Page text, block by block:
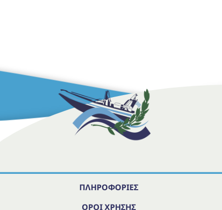
ΠΛΗΡΟΦΟΡΙΕΣ
ΟΡΟΙ ΧΡΗΣΗΣ